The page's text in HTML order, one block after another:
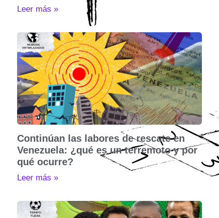
Leer más »
Continúan las labores de rescate en
Venezuela: ¿qué es un terremoto y por
qué ocurre?
Leer más »